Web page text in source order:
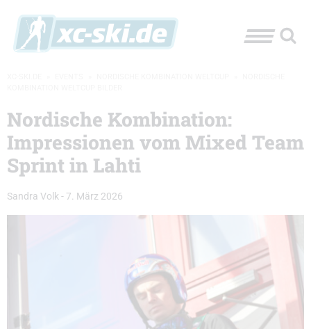
Nordische Kombination:
Impressionen vom Mixed Team
Sprint in Lahti
Sandra Volk- 7. März 2026